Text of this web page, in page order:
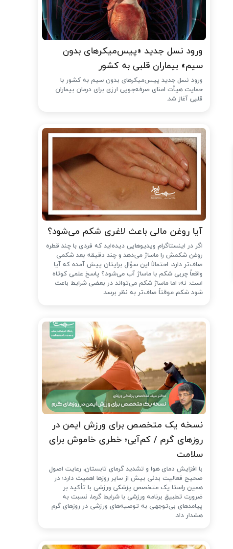
ورود نسل جدید «پیس‌میکرهای بدون
سیم» بیماران قلبی به کشور
ورود نسل جدید پیس‌میکرهای بدون سیم به کشور با
حمایت هیأت امنای صرفه‌جویی ارزی برای درمان بیماران
قلبی آغاز شد.
آیا روغن مالی باعث لاغری شکم می‌شود؟
اگر در اینستاگرام ویدیوهایی دیده‌اید که فردی با چند قطره
روغن شکمش را ماساژ می‌دهد و چند دقیقه بعد شکمی
صاف‌تر دارد، احتمالاً این سؤال برایتان پیش آمده که آیا
واقعاً چربی شکم با ماساژ آب می‌شود؟ پاسخ علمی کوتاه
است: نه؛ اما ماساژ شکم می‌تواند در بعضی شرایط باعث
شود شکم موقتاً صاف‌تر به نظر برسد.
نسخه یک متخصص برای ورزش ایمن در
روزهای گرم / کم‌آبی؛ خطری خاموش برای
سلامت
با افزایش دمای هوا و تشدید گرمای تابستان، رعایت اصول
صحیح فعالیت بدنی بیش از سایر روزها اهمیت دارد؛ در
همین راستا یک متخصص پزشکی ورزشی با تأکید بر
ضرورت تطبیق برنامه ورزشی با شرایط گرما، نسبت به
پیامدهای بی‌توجهی به توصیه‌های ورزشی در روزهای گرم
هشدار داد.